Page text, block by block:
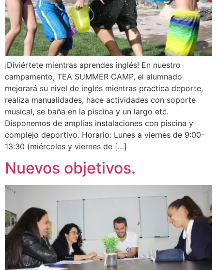
¡Diviértete mientras aprendes inglés! En nuestro
campamento, TEA SUMMER CAMP, el alumnado
mejorará su nivel de inglés mientras practica deporte,
realiza manualidades, hace actividades con soporte
musical, se baña en la piscina y un largo etc.
Disponemos de amplias instalaciones con piscina y
complejo deportivo. Horario: Lunes a viernes de 9:00-
13:30 (miércoles y viernes de […]
Nuevos objetivos.